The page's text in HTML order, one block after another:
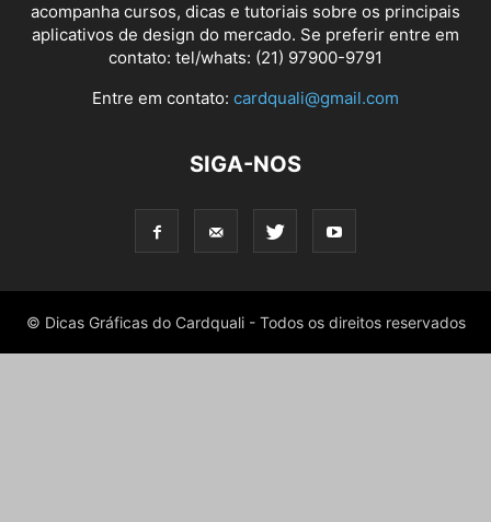
acompanha cursos, dicas e tutoriais sobre os principais
aplicativos de design do mercado. Se preferir entre em
contato: tel/whats: (21) 97900-9791
Entre em contato: cardquali@gmail.com
SIGA-NOS
© Dicas Gráficas do Cardquali - Todos os direitos reservados